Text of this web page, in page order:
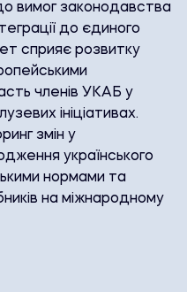
вимог законодавства
до єдиного
сприяє розвитку
членів УКАБ у
ініціативах.
змін у
українського
нормами та
на міжнародному